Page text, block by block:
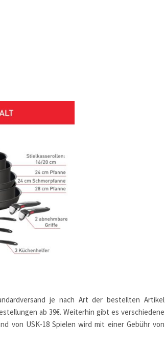
je nach Art der bestellten Artikel
ab 39€. Weiterhin gibt es verschiedene
von USK-18 Spielen wird mit einer Gebühr von